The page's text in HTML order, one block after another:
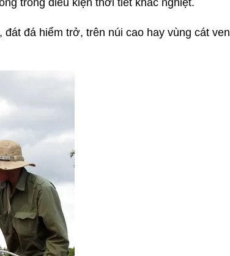
đá hiểm trở, trên núi cao hay vùng cát ven